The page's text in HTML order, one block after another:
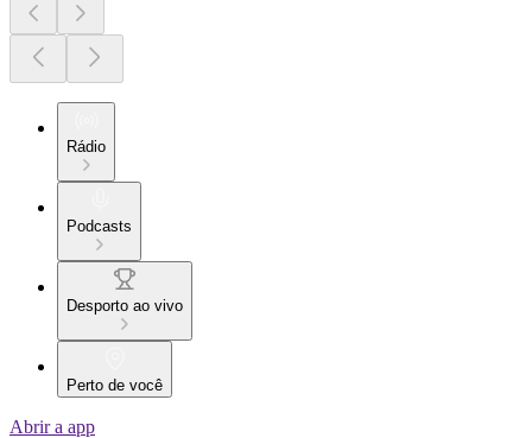
Rádio
Podcasts
Desporto ao vivo
Perto de você
Abrir a app